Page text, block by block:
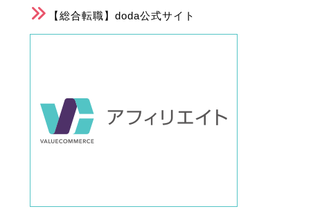
【総合転職】doda公式サイト